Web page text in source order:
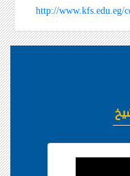
http://www.kfs.edu.eg/